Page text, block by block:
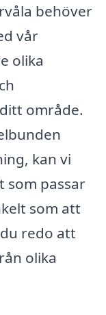
behöver
vår
olika
område.
kan vi
som passar
som att
redo att
olika